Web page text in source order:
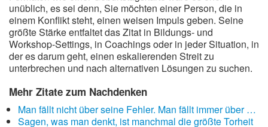
unüblich, es sei denn, Sie möchten einer Person, die in
einem Konflikt steht, einen weisen Impuls geben. Seine
größte Stärke entfaltet das Zitat in Bildungs- und
Workshop-Settings, in Coachings oder in jeder Situation, in
der es darum geht, einen eskalierenden Streit zu
unterbrechen und nach alternativen Lösungen zu suchen.
Mehr Zitate zum Nachdenken
Man fällt nicht über seine Fehler. Man fällt immer über …
Sagen, was man denkt, ist manchmal die größte Torheit